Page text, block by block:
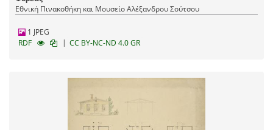
Εθνική Πινακοθήκη και Μουσείο Αλέξανδρου Σούτσου
1 JPEG
RDF
| CC BY-NC-ND 4.0 GR